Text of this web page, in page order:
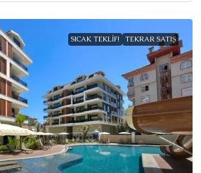
SICAK TEKLIF! TEKRAR SATIŞ